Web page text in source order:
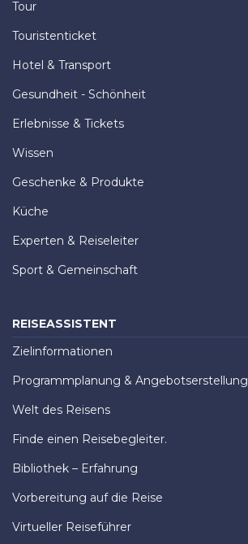
Tour
Touristenticket
Hotel & Transport
Gesundheit - Schönheit
Erlebnisse & Tickets
Wissen
Geschenke & Produkte
Küche
Experten & Reiseleiter
Sport & Gemeinschaft
REISEASSISTENT
Zielinformationen
Programmplanung & Angebotserstellung
Welt des Reisens
Finde einen Reisebegleiter.
Bibliothek – Erfahrung
Vorbereitung auf die Reise
Virtueller Reiseführer